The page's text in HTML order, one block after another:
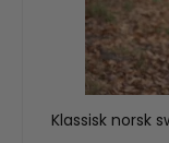
Klassisk norsk